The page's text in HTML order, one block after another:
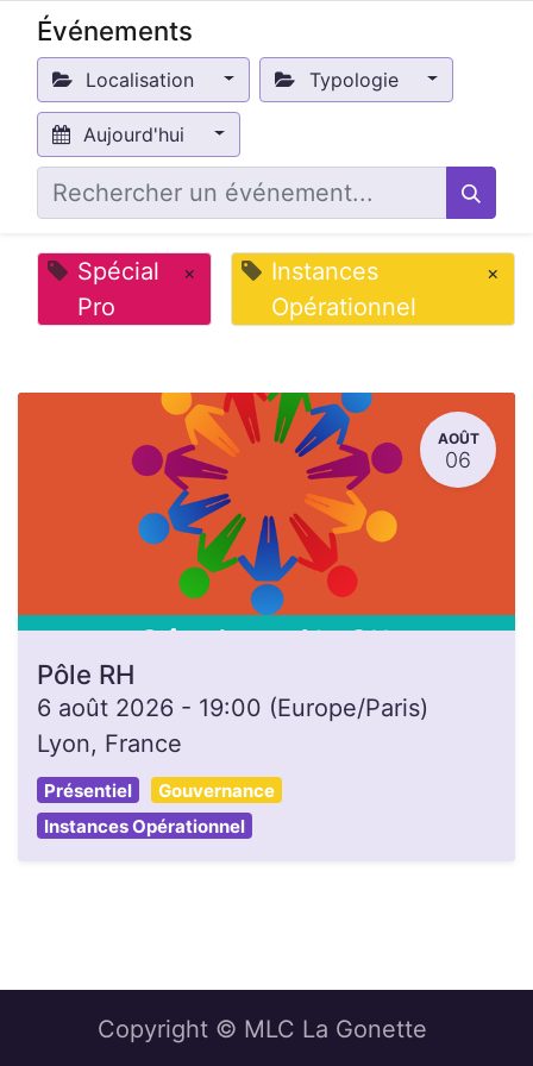
Événements
Localisation Typologie
Aujourd'hui
Spécial
Pro
×
Instances
Opérationnel
×
AOÛT
06
Pôle RH
6 août 2026 - 19:00 (Europe/Paris)
Lyon, France
Présentiel
Gouvernance
Instances Opérationnel
Copyright © MLC La Gonette